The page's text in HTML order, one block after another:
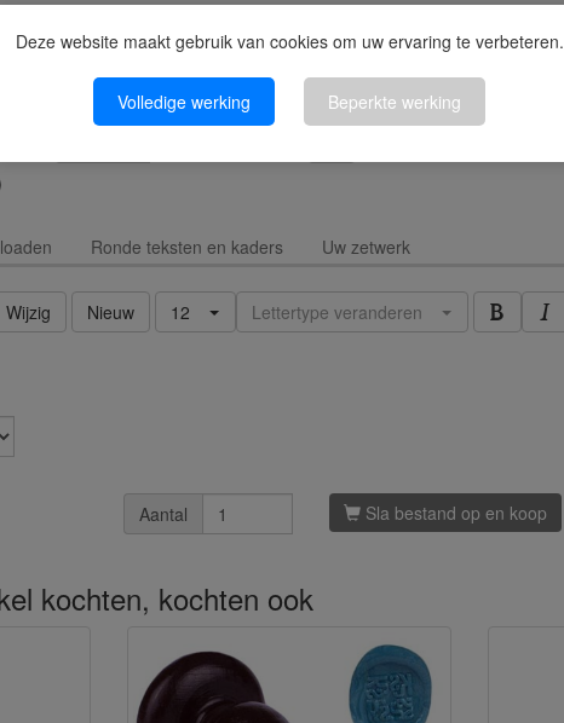
Deze website maakt gebruik van cookies om uw ervaring te verbeteren.
Volledige werking Beperkte werking
Ronde teksten en kaders Uw zetwerk
Wijzig Nieuw 12 Lettertype veranderen
Aantal
Sla bestand op en koop
kochten, kochten ook